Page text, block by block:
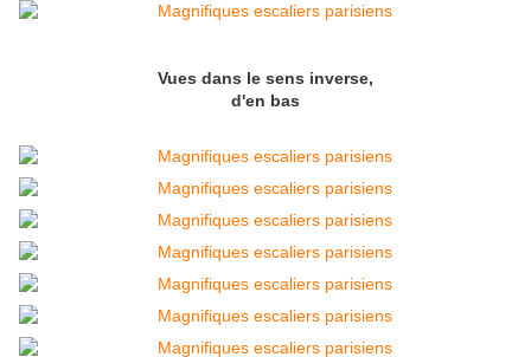
Vues dans le sens inverse,
d'en bas